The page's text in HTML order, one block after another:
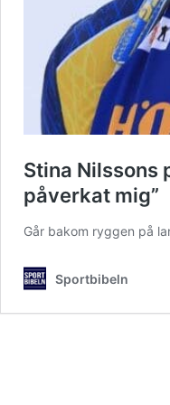
Stina Nilssons
påverkat mig”
Går bakom ryggen på
Sportbibeln